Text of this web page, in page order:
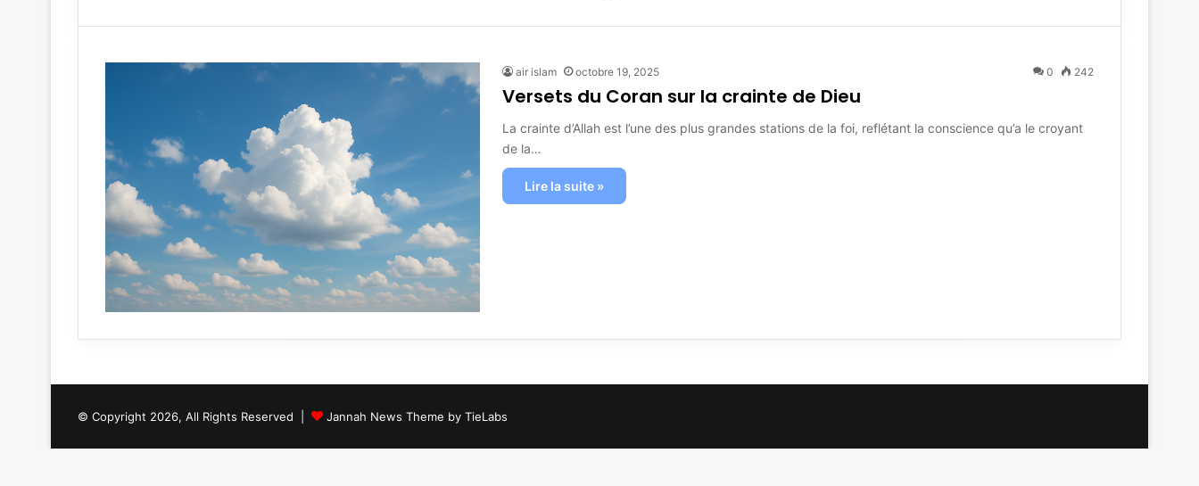
air islam octobre 19, 2025 0 242
Versets du Coran sur la crainte de Dieu
La crainte d’Allah est l’une des plus grandes stations de la foi, reflétant la conscience qu’a le croyant
de la…
Lire la suite »
© Copyright 2026, All Rights Reserved | Jannah News Theme by TieLabs